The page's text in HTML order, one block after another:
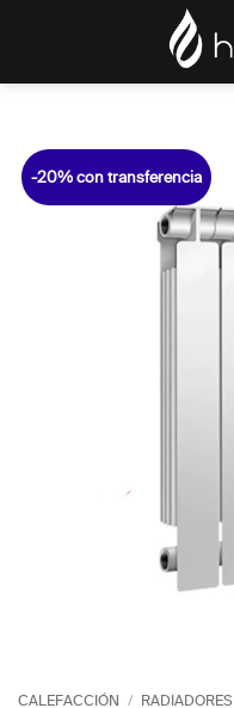
-20% con transferencia
CALEFACCIÓN / RADIADORES